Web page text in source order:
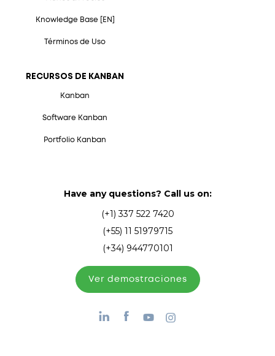
Knowledge Base [EN]
Términos de Uso
RECURSOS DE KANBAN
Kanban
Software Kanban
Portfolio Kanban
Have any questions? Call us on:
(+1) 337 522 7420
(+55) 11 51979715
(+34) 944770101
Ver demostraciones